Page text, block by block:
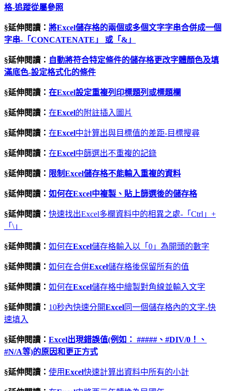
格-追蹤從屬參照
§延伸閱讀： 將Excel儲存格的兩個或多個文字字串合併成一個
字串- 「CONCATENATE 」 或「 & 」
§延伸閱讀： 自動將符合特定條件的儲存格更改字體顏色及填
滿底色-設定格式化的條件
§延伸閱讀： 在Excel設定重複列印標題列或標題欄
§延伸閱讀： 在Excel的附註插入圖片
§延伸閱讀： 在Excel中計算出與目標值的差距-目標搜尋
§延伸閱讀： 在Excel中篩選出不重複的記錄
§延伸閱讀： 限制Excel儲存格不能輸入重複的資料
§延伸閱讀： 如何在Excel中複製、貼上篩選後的儲存格
§延伸閱讀： 快速找出Excel多欄資料中的相異之處-「Ctrl」+
「\」
§延伸閱讀： 如何在Excel儲存格輸入以「0」為開頭的數字
§延伸閱讀： 如何在合併Excel儲存格後保留所有的值
§延伸閱讀： 如何在Excel儲存格中繪製對角線並輸入文字
§延伸閱讀： 10秒內快速分開Excel同一個儲存格內的文字-快
速填入
§延伸閱讀： Excel出現錯誤值(例如： #####、#DIV/0！、
#N/A等)的原因和更正方式
§延伸閱讀： 使用Excel快速計算出資料中所有的小計